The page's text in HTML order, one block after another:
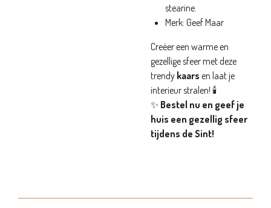
stearine.
Merk: Geef Maar
Creëer een warme en
gezellige sfeer met deze
trendy kaars en laat je
interieur stralen! 🕯️
✨ Bestel nu en geef je
huis een gezellig sfeer
tijdens de Sint!